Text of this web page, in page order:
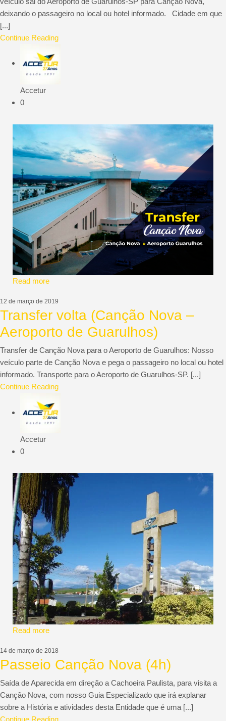
deixando o passageiro no local ou hotel informado. Cidade em que
[...]
Continue Reading
Accetur
0
Read more
12 de março de 2019
Transfer volta (Canção Nova –
Aeroporto de Guarulhos)
Transfer de Canção Nova para o Aeroporto de Guarulhos: Nosso
veículo parte de Canção Nova e pega o passageiro no local ou hotel
informado. Transporte para o Aeroporto de Guarulhos-SP. [...]
Continue Reading
Accetur
0
Read more
14 de março de 2018
Passeio Canção Nova (4h)
Saída de Aparecida em direção a Cachoeira Paulista, para visita a
Canção Nova, com nosso Guia Especializado que irá explanar
sobre a História e atividades desta Entidade que é uma [...]
Continue Reading